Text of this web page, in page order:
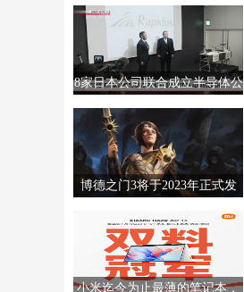
职，销售经理撤回辞呈
8家日本公司联合成立半导体公
司Rapidus，制造高级芯片。
博德之门3将于2023年正式发
小米迄今为止最薄的笔记本，